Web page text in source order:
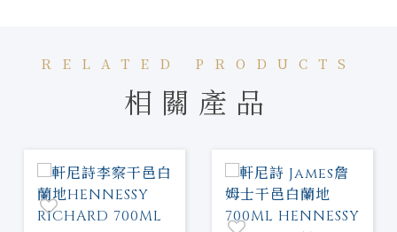
RELATED PRODUCTS
相關產品